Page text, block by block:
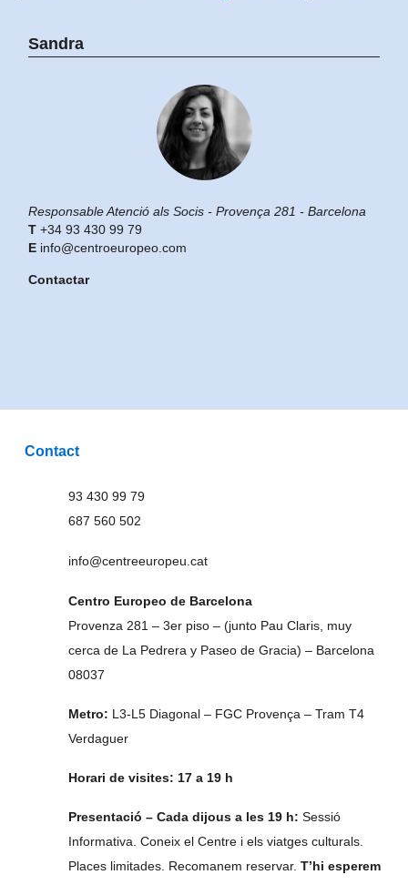
Sandra
Responsable Atenció als Socis - Provença 281 - Barcelona
+34 93 430 99 79
info@centroeuropeo.com
Contactar
Contact
93 430 99 79
687 560 502
info@centreeuropeu.cat
Centro Europeo de Barcelona
Provenza 281 – 3er piso – (junto Pau Claris, muy
cerca de La Pedrera y Paseo de Gracia) – Barcelona
08037
Metro: L3-L5 Diagonal – FGC Provença – Tram T4
Verdaguer
Horari de visites: 17 a 19 h
Presentació – Cada dijous a les 19 h: Sessió
Informativa. Coneix el Centre i els viatges culturals.
Places limitades. Recomanem reservar. T’hi esperem